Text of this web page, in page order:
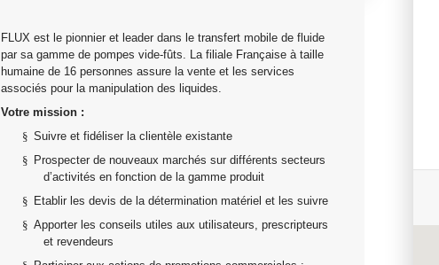
FLUX est le pionnier et leader dans le transfert mobile de fluide
par sa gamme de pompes vide-fûts. La filiale Française à taille
humaine de 16 personnes assure la vente et les services
associés pour la manipulation des liquides.
Votre mission :
§ Suivre et fidéliser la clientèle existante
§ Prospecter de nouveaux marchés sur différents secteurs
d’activités en fonction de la gamme produit
§ Etablir les devis de la détermination matériel et les suivre
§ Apporter les conseils utiles aux utilisateurs, prescripteurs
et revendeurs